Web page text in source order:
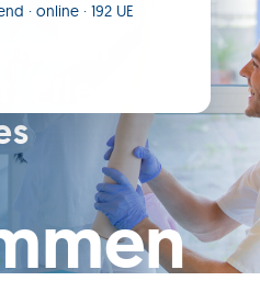
für
Pflege
· online · 192 UE